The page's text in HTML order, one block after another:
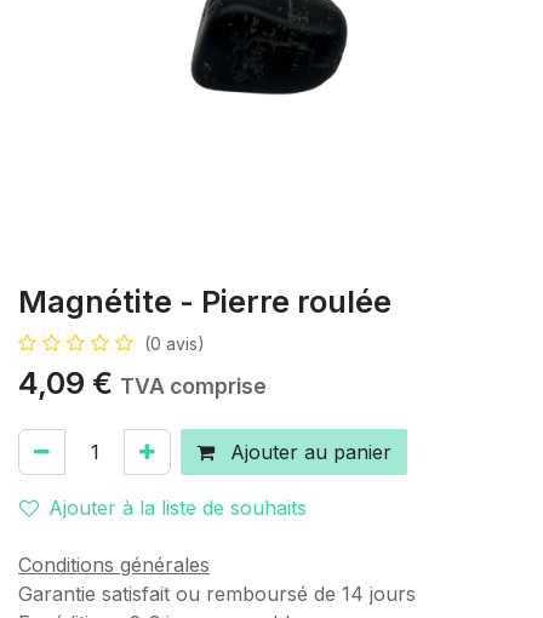
Magnétite - Pierre roulée
(0 avis)
4,09 € TVA comprise
Ajouter au panier
Ajouter à la liste de souhaits
Conditions générales
Garantie satisfait ou remboursé de 14 jours